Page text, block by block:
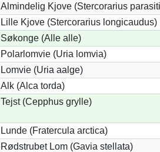
Almindelig Kjove (Stercorarius
Lille Kjove (Stercorarius longicaudus)
Søkonge (Alle alle)
Polarlomvie (Uria lomvia)
Lomvie (Uria aalge)
Alk (Alca torda)
Tejst (Cepphus grylle)
Lunde (Fratercula arctica)
Rødstrubet Lom (Gavia stellata)